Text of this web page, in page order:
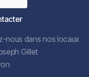
nous dans nos locaux
Gillet